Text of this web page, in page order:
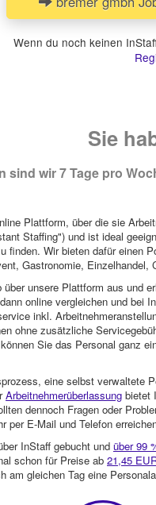
Wenn du noch keinen
Sie
sind wir 7 Tage pro
Plattform, über die sie
Staffing") und ist ideal
Wir bieten dafür einen
Gastronomie, Einzelhandel,
unsere Plattform aus und
online vergleichen und bei
inkl.
ohne zusätzliche
Sie das Personal ganz
eine selbst verwaltete
Arbeitnehmerüberlassung bietet
dennoch Fragen oder
per E-Mail und Telefon
InStaff gebucht und über 99
schon für Preise ab 21,45
am gleichen Tag eine